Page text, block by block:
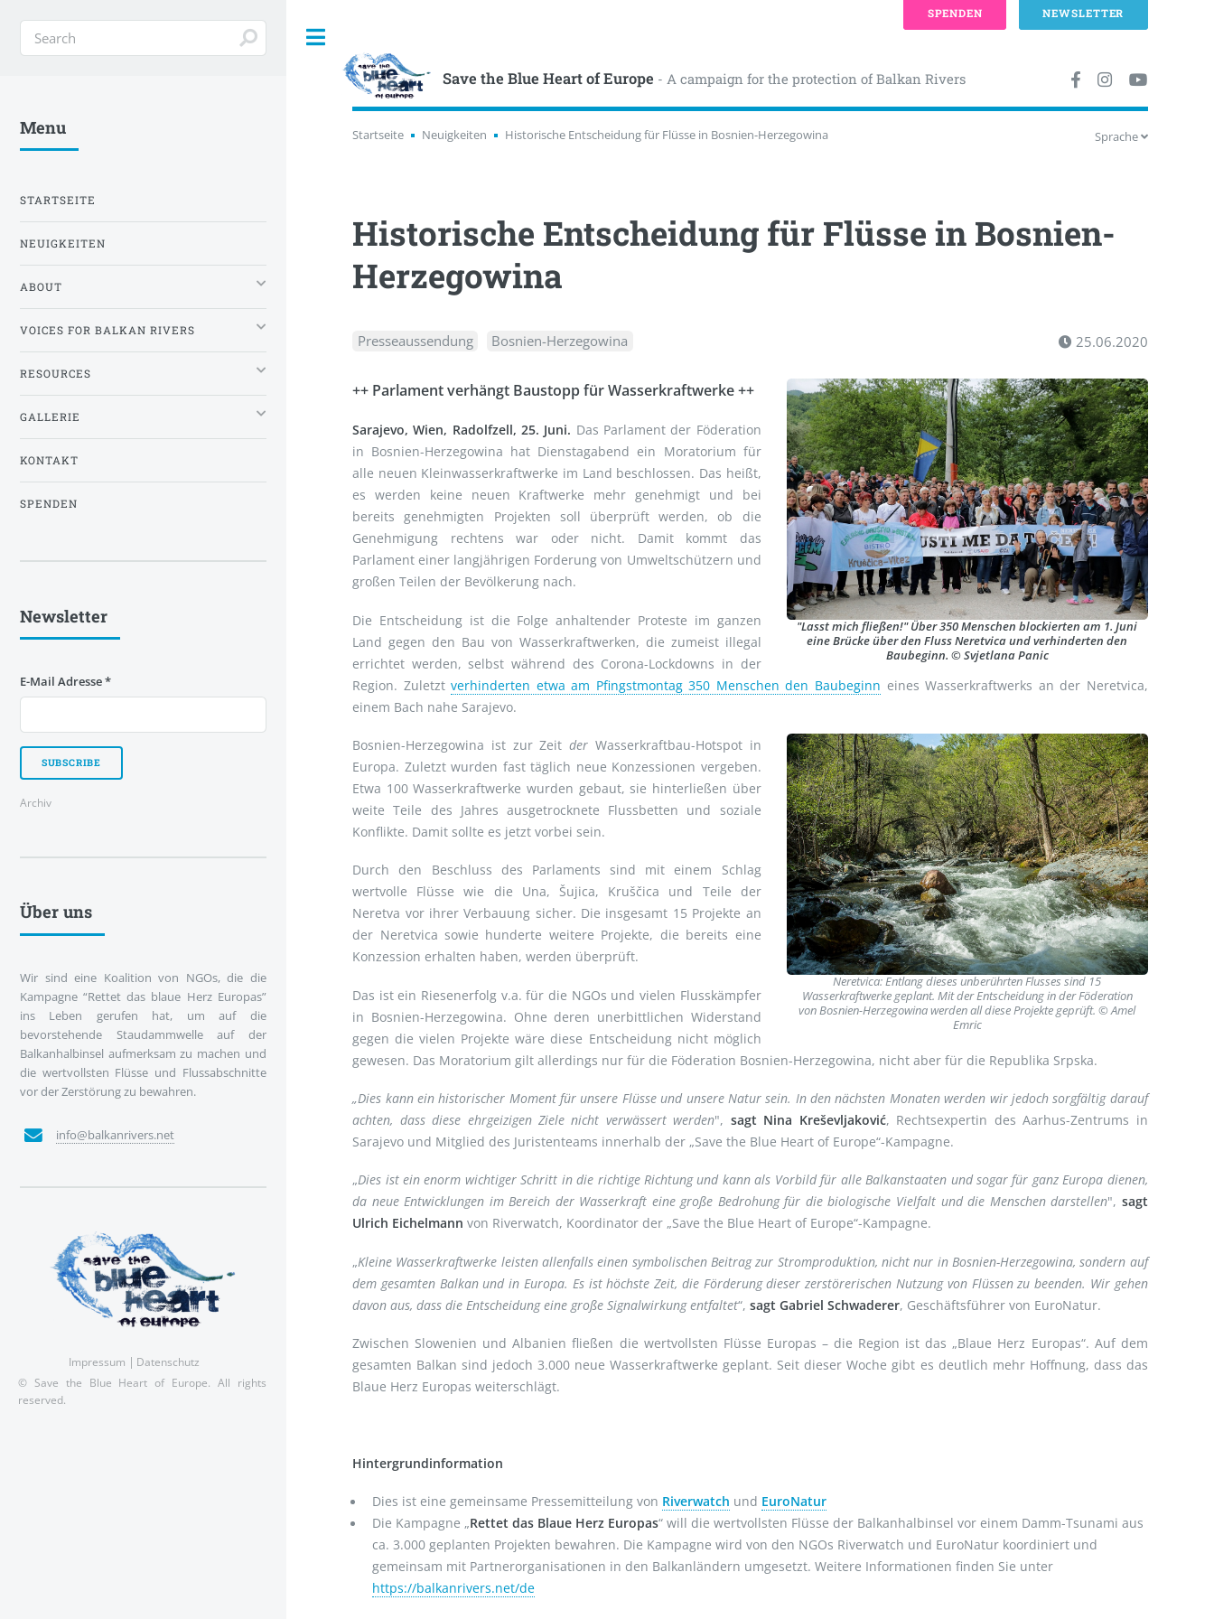
Save the Blue Heart of Europe - A campaign for the protection of Balkan Rivers
Startseite Neuigkeiten Historische Entscheidung für Flüsse in Bosnien-Herzegowina Sprache
Historische Entscheidung für Flüsse in Bosnien-
Herzegowina
Presseaussendung Bosnien-Herzegowina 25.06.2020
"Lasst mich fließen!" Über 350 Menschen blockierten am 1. Juni
eine Brücke über den Fluss Neretvica und verhinderten den
Baubeginn. © Svjetlana Panic
++ Parlament verhängt Baustopp für Wasserkraftwerke ++
Sarajevo, Wien, Radolfzell, 25. Juni. Das Parlament der Föderation
in Bosnien-Herzegowina hat Dienstagabend ein Moratorium für
alle neuen Kleinwasserkraftwerke im Land beschlossen. Das heißt,
es werden keine neuen Kraftwerke mehr genehmigt und bei
bereits genehmigten Projekten soll überprüft werden, ob die
Genehmigung rechtens war oder nicht. Damit kommt das
Parlament einer langjährigen Forderung von Umweltschützern und
großen Teilen der Bevölkerung nach.
Die Entscheidung ist die Folge anhaltender Proteste im ganzen
Land gegen den Bau von Wasserkraftwerken, die zumeist illegal
errichtet werden, selbst während des Corona-Lockdowns in der
Region. Zuletztverhinderten etwa am Pfingstmontag 350 Menschen den Baubeginn eines Wasserkraftwerks an der Neretvica,
einem Bach nahe Sarajevo.
Neretvica: Entlang dieses unberührten Flusses sind 15
Wasserkraftwerke geplant. Mit der Entscheidung in der Föderation
von Bosnien-Herzegowina werden all diese Projekte geprüft. © Amel
Emric
Bosnien-Herzegowina ist zur Zeitder Wasserkraftbau-Hotspot in
Europa. Zuletzt wurden fast täglich neue Konzessionen vergeben.
Etwa 100 Wasserkraftwerke wurden gebaut, sie hinterließen über
weite Teile des Jahres ausgetrocknete Flussbetten und soziale
Konflikte. Damit sollte es jetzt vorbei sein.
Durch den Beschluss des Parlaments sind mit einem Schlag
wertvolle Flüsse wie die Una, Šujica, Kruščica und Teile der
Neretva vor ihrer Verbauung sicher. Die insgesamt 15 Projekte an
der Neretvica sowie hunderte weitere Projekte, die bereits eine
Konzession erhalten haben, werden überprüft.
Das ist ein Riesenerfolg v.a. für die NGOs und vielen Flusskämpfer
in Bosnien-Herzegowina. Ohne deren unerbittlichen Widerstand
gegen die vielen Projekte wäre diese Entscheidung nicht möglich
gewesen. Das Moratorium gilt allerdings nur für die Föderation Bosnien-Herzegowina, nicht aber für die Republika Srpska.
„Dies kann ein historischer Moment für unsere Flüsse und unsere Natur sein. In den nächsten Monaten werden wir jedoch sorgfältig darauf
achten, dass diese ehrgeizigen Ziele nicht verwässert werden", sagt Nina Kreševljaković, Rechtsexpertin des Aarhus-Zentrums in
Sarajevo und Mitglied des Juristenteams innerhalb der „Save the Blue Heart of Europe“-Kampagne.
„Dies ist ein enorm wichtiger Schritt in die richtige Richtung und kann als Vorbild für alle Balkanstaaten und sogar für ganz Europa dienen,
da neue Entwicklungen im Bereich der Wasserkraft eine große Bedrohung für die biologische Vielfalt und die Menschen darstellen", sagt
Ulrich Eichelmann von Riverwatch, Koordinator der „Save the Blue Heart of Europe“-Kampagne.
„Kleine Wasserkraftwerke leisten allenfalls einen symbolischen Beitrag zur Stromproduktion, nicht nur in Bosnien-Herzegowina, sondern auf
dem gesamten Balkan und in Europa. Es ist höchste Zeit, die Förderung dieser zerstörerischen Nutzung von Flüssen zu beenden. Wir gehen
davon aus, dass die Entscheidung eine große Signalwirkung entfaltet“,sagt Gabriel Schwaderer, Geschäftsführer von EuroNatur.
Zwischen Slowenien und Albanien fließen die wertvollsten Flüsse Europas – die Region ist das „Blaue Herz Europas“. Auf dem
gesamten Balkan sind jedoch 3.000 neue Wasserkraftwerke geplant. Seit dieser Woche gibt es deutlich mehr Hoffnung, dass das
Blaue Herz Europas weiterschlägt.
Hintergrundinformation
Dies ist eine gemeinsame Pressemitteilung von Riverwatch und EuroNatur
Die Kampagne „Rettet das Blaue Herz Europas“ will die wertvollsten Flüsse der Balkanhalbinsel vor einem Damm-Tsunami aus
ca. 3.000 geplanten Projekten bewahren. Die Kampagne wird von den NGOs Riverwatch und EuroNatur koordiniert und
gemeinsam mit Partnerorganisationen in den Balkanländern umgesetzt. Weitere Informationen finden Sie unter
https://balkanrivers.net/de
Menu
STARTSEITE
NEUIGKEITEN
ABOUT
VOICES FOR BALKAN RIVERS
RESOURCES
GALLERIE
KONTAKT
SPENDEN
Newsletter
E-Mail Adresse*
Archiv
Über uns
Wir sind eine Koalition von NGOs, die die
Kampagne “Rettet das blaue Herz Europas”
ins Leben gerufen hat, um auf die
bevorstehende Staudammwelle auf der
Balkanhalbinsel aufmerksam zu machen und
die wertvollsten Flüsse und Flussabschnitte
vor der Zerstörung zu bewahren.
info@balkanrivers.net
Impressum
Datenschutz
© Save the Blue Heart of Europe. All rights
reserved.
SPENDEN NEWSLETTER